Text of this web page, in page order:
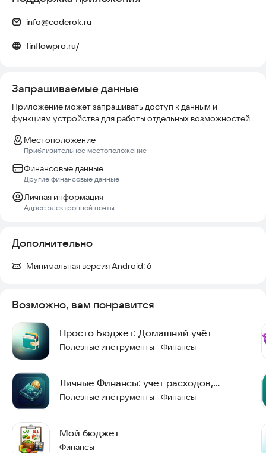
info@coderok.ru
finflowpro.ru/
Запрашиваемые данные
Приложение может запрашивать доступ к данным и
функциям устройства для работы отдельных возможностей
Местоположение
Приблизительное местоположение
Финансовые данные
Другие финансовые данные
Личная информация
Адрес электронной почты
Дополнительно
Минимальная версия Android:6
Возможно, вам понравится
Просто Бюджет: Домашний учёт
Полезные инструменты · Финансы
Личные Финансы: учет расходов,
доходов и бюджет
Полезные инструменты · Финансы
Мой бюджет
Финансы